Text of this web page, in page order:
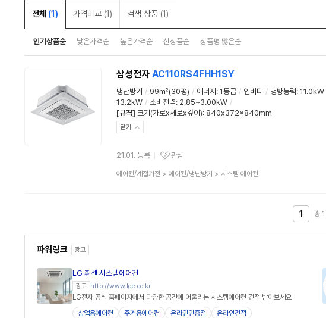
전체 (1) 가격비교 (1) 검색 상품 (1)
인기상품순 낮은가격순 높은가격순 신상품순 상품평 많은순
삼성전자 AC110RS4FHH1SY
냉난방기 / 99㎡(30평) / 에너지 : 1등급 / 인버터 / 냉방능력: 11.0kW
13.2kW / 소비전력: 2.85~3.00kW /
[규격] 크기(가로x세로x깊이): 840x372x840mm
닫기
21.01. 등록
관심상품
관심
상
에어컨/계절가전 > 에어컨/냉난방기 > 시스템 에어컨
1 총 1
파워링크 광고
LG 휘센 시스템에어컨
광고 http://www.lge.co.kr
LG전자 공식 홈페이지에서 다양한 공간에 어울리는 시스템에어컨 견적 받아보세요
상업용에어컨
주거용에어컨 온라인인증점
온라인견적